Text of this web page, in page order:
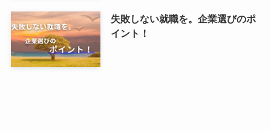
失敗しない就職を。企業選びのポ
イント！